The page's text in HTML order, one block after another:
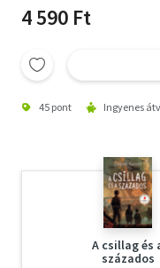
4 590 Ft
45 pont Ingyenes
A csillag és
százados